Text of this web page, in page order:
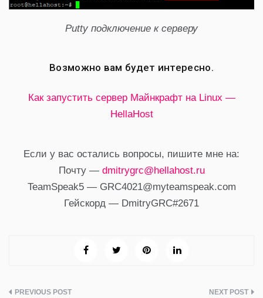
Putty подключение к серверу
Возможно вам будет интересно.
Как запустить сервер Майнкрафт на Linux —
HellaHost
Если у вас остались вопросы, пишите мне на:
Почту — dmitrygrc@hellahost.ru
TeamSpeak5 — GRC4021@myteamspeak.com
Гейскорд — DmitryGRC#2671